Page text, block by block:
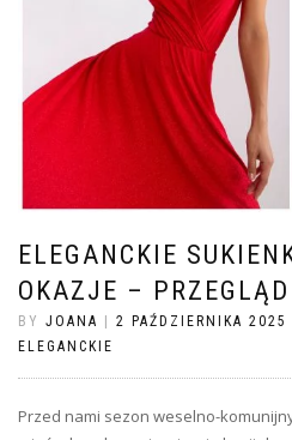
ELEGANCKIE
OKAZJE – PRZEGLĄD
BY JOANA 2 PAŹDZIERNIKA 2025
ELEGANCKIE
Przed nami sezon weselno-